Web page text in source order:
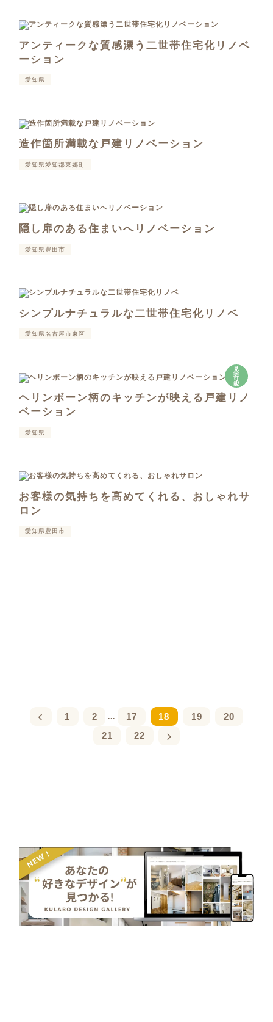
アンティークな質感漂う二世帯住宅化リノベ
ーション
愛知県
造作箇所満載な戸建リノベーション
愛知県愛知郡東郷町
隠し扉のある住まいへリノベーション
愛知県豊田市
シンプルナチュラルな二世帯住宅化リノベ
愛知県名古屋市東区
見
学
可
能
ヘリンボーン柄のキッチンが映える戸建リノ
ベーション
愛知県
お客様の気持ちを高めてくれる、おしゃれサ
ロン
愛知県豊田市
1 2 ... 17 18 19
20
21
22